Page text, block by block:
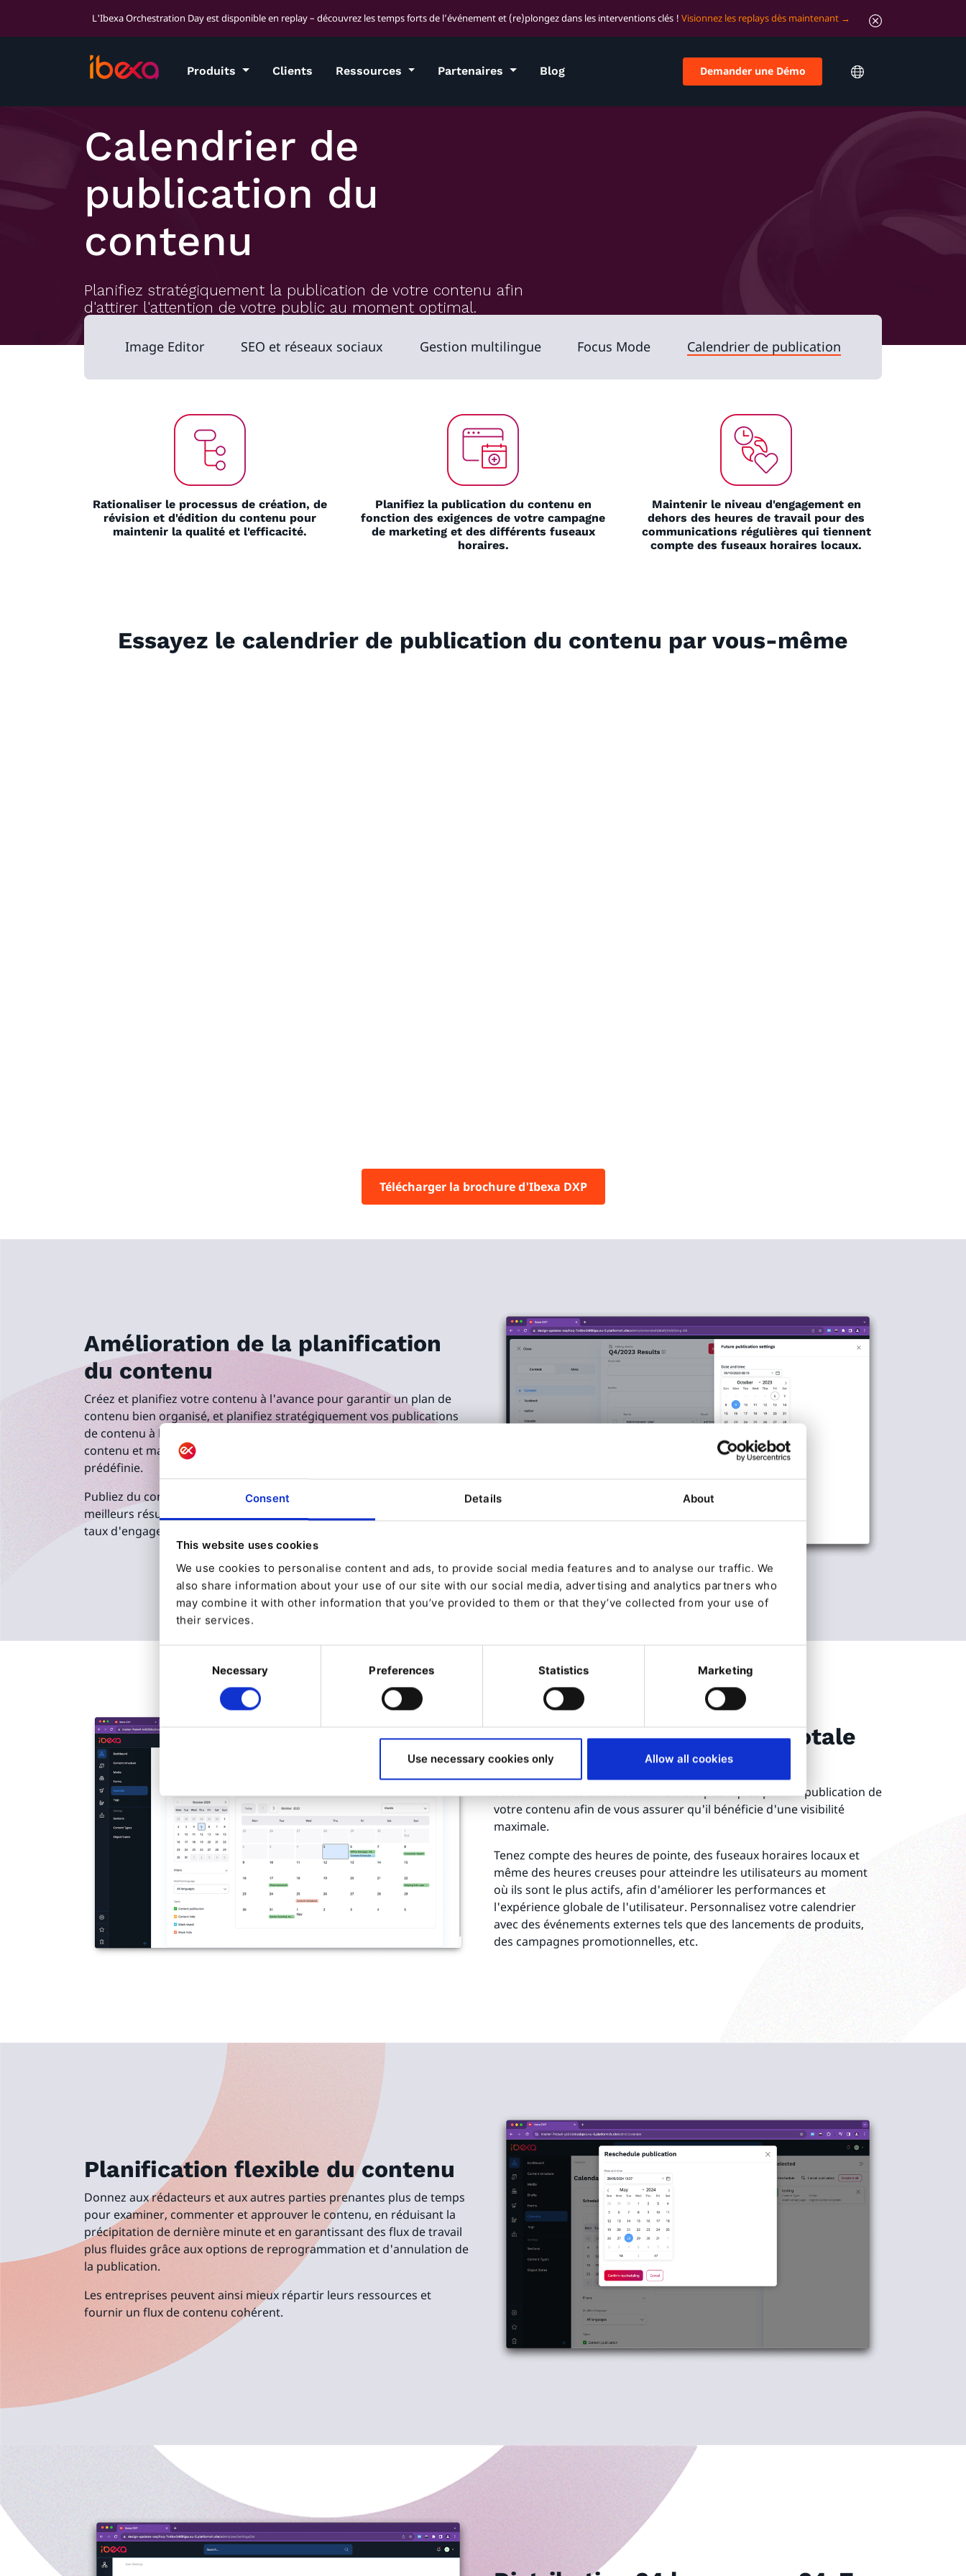
Consent Details About
This website uses cookies
We use cookies to personalise content and ads, to provide social media features and to analyse our traffic. We
also share information about your use of our site with our social media, advertising and analytics partners who
may combine it with other information that you’ve provided to them or that they’ve collected from your use of
their services.
Necessary Preferences Statistics Marketing
Use necessary cookies only Allow all cookies
L'Ibexa Orchestration Day est disponible en replay – découvrez les temps forts de l’événement et (re)plongez dans les interventions clés ! Visionnez les replays dès maintenant
Produits Clients Ressources Partenaires Blog Demander une Démo
Calendrier de
publication du
contenu
Planifiez stratégiquement la publication de votre contenu afin
d'attirer l'attention de votre public au moment optimal.
Image Editor SEO et réseaux sociaux Gestion multilingue Focus Mode Calendrier de publication
Rationaliser le processus de création, de
révision et d'édition du contenu pour
maintenir la qualité et l'efficacité.
Planifiez la publication du contenu en
fonction des exigences de votre campagne
de marketing et des différents fuseaux
horaires.
Maintenir le niveau d'engagement en
dehors des heures de travail pour des
communications régulières qui tiennent
compte des fuseaux horaires locaux.
Essayez le calendrier de publication du contenu par vous-même
Télécharger la brochure d'Ibexa DXP
Amélioration de la planification
du contenu
Créez et planifiez votre contenu à l'avance pour garantir un plan de
contenu bien organisé, et planifiez stratégiquement vos publications
de contenu à la minute près. Déterminez le "temps d'affichage" du
contenu et masquez-le automatiquement après une période
prédéfinie.
Publiez du contenu aux moments les plus propices à l'obtention de
meilleurs résultats, tout en assurant un flux régulier pour maintenir les
taux d'engagement.
Bénéficier d'une visibilité totale
sur les publications à venir
Sélectionnez des dates et des heures spécifiques pour la publication de
votre contenu afin de vous assurer qu'il bénéficie d'une visibilité
maximale.
Tenez compte des heures de pointe, des fuseaux horaires locaux et
même des heures creuses pour atteindre les utilisateurs au moment
où ils sont le plus actifs, afin d'améliorer les performances et
l'expérience globale de l'utilisateur. Personnalisez votre calendrier
avec des événements externes tels que des lancements de produits,
des campagnes promotionnelles, etc.
Planification flexible du contenu
Donnez aux rédacteurs et aux autres parties prenantes plus de temps
pour examiner, commenter et approuver le contenu, en réduisant la
précipitation de dernière minute et en garantissant des flux de travail
plus fluides grâce aux options de reprogrammation et d'annulation de
la publication.
Les entreprises peuvent ainsi mieux répartir leurs ressources et
fournir un flux de contenu cohérent.